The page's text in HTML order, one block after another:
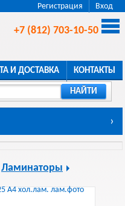
Регистрация Вход
+7 (812) 703-10-50
И ДОСТАВКА КОНТАКТЫ
НАЙТИ
›
Ламинаторы